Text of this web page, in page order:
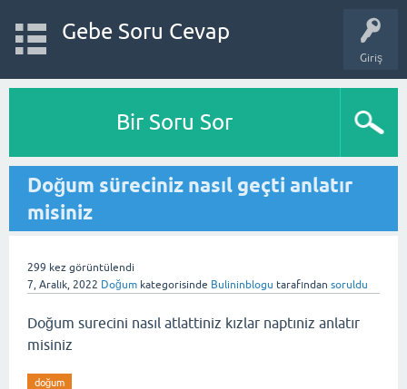
Giriş
Gebe Soru Cevap
Bir Soru Sor
Doğum süreciniz nasıl geçti anlatır
misiniz
299 kez görüntülendi
7, Aralık, 2022 Doğum kategorisinde Bulininblogu tarafından soruldu
Doğum surecini nasıl atlattiniz kızlar naptıniz anlatır
misiniz
doğum